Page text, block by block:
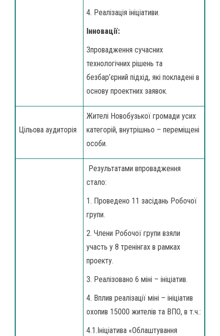
4. Реалізація ініціативи.
Інновації:
Зпровадження сучасних
технологічних рішень та
безбар’єрний підхід, які покладені в
основу проектних заявок.
Цільова аудиторія
Жителі Новобузької громади усих
категорій, внутрішньо – переміщені
особи.
Результатами впровадження
стало:
1. Проведено 11 засідань Робочої
групи.
2. Члени Робочої групи взяли
участь у 8 тренінгах в рамках
проекту.
3. Реалізовано 6 міні – ініціатив.
4. Вплив реалізації міні – ініціатив
охопив 15000 жителів та ВПО, в т.ч.:
4.1.Ініціатива «Облаштування